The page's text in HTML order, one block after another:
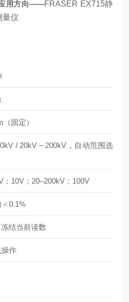
用方向——FRASER EX715静
量仪
（固定）
/ 20kV – 200kV，自动范围选
：10V；20–200kV：100V
0.1%
结当前读数
操作